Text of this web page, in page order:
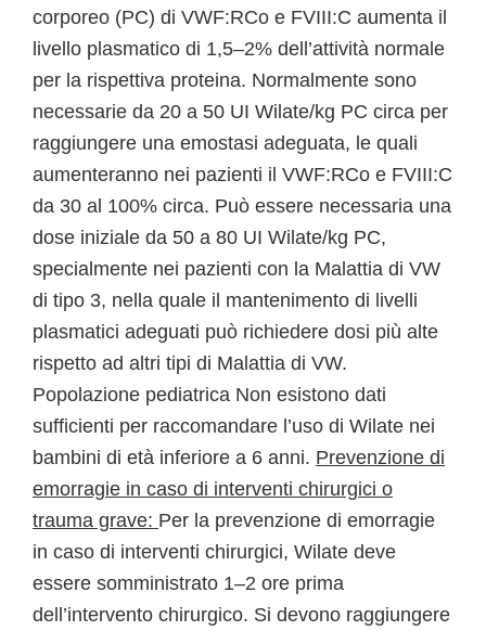
corporeo (PC) di VWF:RCo e FVIII:C aumenta il
livello plasmatico di 1,5–2% dell’attività normale
per la rispettiva proteina. Normalmente sono
necessarie da 20 a 50 UI Wilate/kg PC circa per
raggiungere una emostasi adeguata, le quali
aumenteranno nei pazienti il VWF:RCo e FVIII:C
da 30 al 100% circa. Può essere necessaria una
dose iniziale da 50 a 80 UI Wilate/kg PC,
specialmente nei pazienti con la Malattia di VW
di tipo 3, nella quale il mantenimento di livelli
plasmatici adeguati può richiedere dosi più alte
rispetto ad altri tipi di Malattia di VW.
Popolazione pediatrica Non esistono dati
sufficienti per raccomandare l’uso di Wilate nei
bambini di età inferiore a 6 anni. Prevenzione di
emorragie in caso di interventi chirurgici o
trauma grave: Per la prevenzione di emorragie
in caso di interventi chirurgici, Wilate deve
essere somministrato 1–2 ore prima
dell’intervento chirurgico. Si devono raggiungere